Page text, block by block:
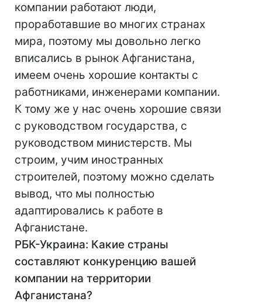
компании работают люди,
проработавшие во многих странах
мира, поэтому мы довольно легко
вписались в рынок Афганистана,
имеем очень хорошие контакты с
работниками, инженерами компании.
К тому же у нас очень хорошие связи
с руководством государства, с
руководством министерств. Мы
строим, учим иностранных
строителей, поэтому можно сделать
вывод, что мы полностью
адаптировались к работе в
Афганистане.
РБК-Украина: Какие страны
составляют конкуренцию вашей
компании на территории
Афганистана?